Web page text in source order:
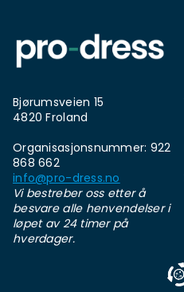
Bjørumsveien 15
4820 Froland
Organisasjonsnummer: 922
868 662
info@pro-dress.no
Vi bestreber oss etter å
besvare alle henvendelser i
løpet av 24 timer på
hverdager.